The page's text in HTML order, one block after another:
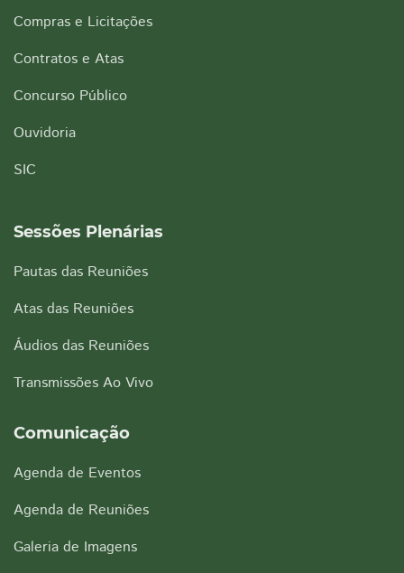
Compras e Licitações
Contratos e Atas
Concurso Público
Ouvidoria
SIC
Sessões Plenárias
Pautas das Reuniões
Atas das Reuniões
Áudios das Reuniões
Transmissões Ao Vivo
Comunicação
Agenda de Eventos
Agenda de Reuniões
Galeria de Imagens